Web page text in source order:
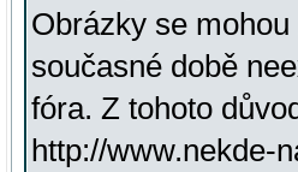
Obrázky se
současné době
fóra. Z tohoto
http://www.nekde-